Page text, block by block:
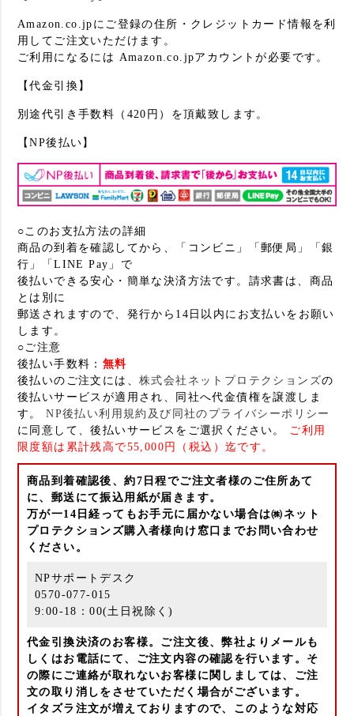
Amazon.co.jpにご登録の住所・クレジットカード情報を利
用してご注文いただけます。
ご利用になるには Amazon.co.jpアカウントが必要です。
【代金引換】
別途代引き手数料（420円）を頂戴致します。
【NP後払い】
○このお支払方法の詳細
商品の到着を確認してから、「コンビニ」「郵便局」「銀
行」「LINE Pay」で
後払いできる安心・簡単な決済方法です。請求書は、商品
とは別に
郵送されますので、発行から14日以内にお支払いをお願い
します。
○ご注意
後払い手数料： 無料
後払いのご注文には、 株式会社ネットプロテクションズの
後払いサービスが適用され、同社へ代金債権を譲渡しま
す。NP後払い利用規約及び同社のプライバシーポリシー
に同意して、後払いサービスをご選択ください。 ご利用
限度額は累計残高で55,000円（税込）迄です。
商品到着確認後、約7日程でご注文者様のご住所あて
に、郵送にて振込用紙が届きます。
万が一14日経ってもお手元に届かない場合は㈱ネット
プロテクションズ購入者様向け窓口までお問い合わせ
ください。
NPサポートデスク
0570-077-015
9:00-18：00(土日祝除く)
代金引換決済のお客様。ご注文後、弊社よりメールも
しくはお電話にて、ご注文内容の確認を行います。そ
の際にご連絡が取れないお客様に関しましては、ご注
文の取り消しをさせていただく場合がございます。
イタズラ注文が増えておりますので、このような対応